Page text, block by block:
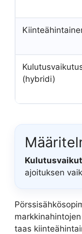
(hybridi)
ajoituksen
taas